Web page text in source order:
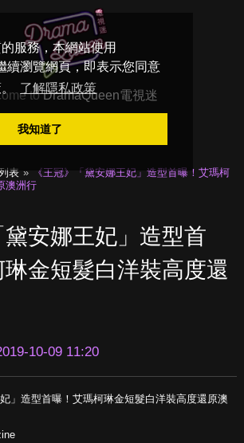
服務，本網站使用
續瀏覽網頁，即表示您同意
了解隱私政策
我知道了
toDramaQueen電視迷
表
《王冠》「黛安娜王妃」造型首曝！艾瑪柯
澳洲行
黛安娜王妃」造型首
金短髮白洋裝高度還
10-09 11:20